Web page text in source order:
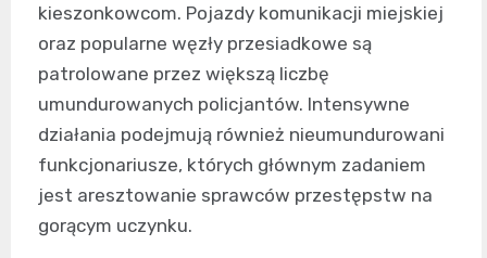
kieszonkowcom. Pojazdy komunikacji miejskiej
oraz popularne węzły przesiadkowe są
patrolowane przez większą liczbę
umundurowanych policjantów. Intensywne
działania podejmują również nieumundurowani
funkcjonariusze, których głównym zadaniem
jest aresztowanie sprawców przestępstw na
gorącym uczynku.